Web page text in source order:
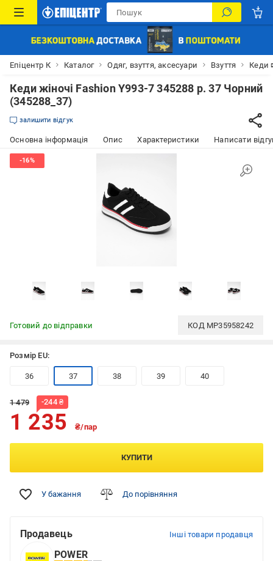
Епіцентр К Каталог Одяг, взуття, аксесуари Взуття Кеди
Кеди жіночі Fashion Y993-7 345288 р. 37 Чорний
(345288_37)
залишити відгук
Основна інформація Опис Характеристики Написати
Готовий до відправки КОД MP35958242
Розмір EU:
36 37 38 39 40
1 479 -244₴
1 235 ₴/пар
КУПИТИ
У бажання До порівняння
Продавець Інші товари продавця
POWER